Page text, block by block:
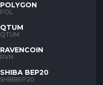
POLYGON
POL
QTUM
QTUM
RAVENCOIN
RVN
SHIBA BEP20
SHIBBEP20